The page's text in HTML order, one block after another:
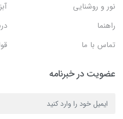
نور و روشنایی
راهنما
تماس با ما
عضویت در خبرنامه